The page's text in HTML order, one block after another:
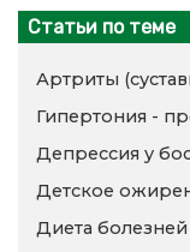
Статьи по теме
Артриты
Гипертония -
Депрессия у
Детское
Диета